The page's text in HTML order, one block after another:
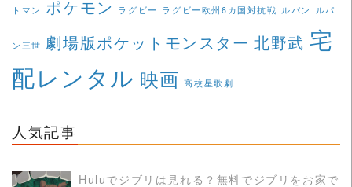
トマン ポケモン ラグビー ラグビー欧州6カ国対抗戦 ルパン ルパ
ン三世 劇場版ポケットモンスター 北野武 宅
配レンタル 映画 高校星歌劇
人気記事
Huluでジブリは見れる？無料でジブリをお家で